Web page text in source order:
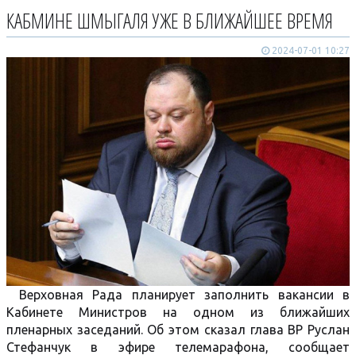
КАБМИНЕ ШМЫГАЛЯ УЖЕ В БЛИЖАЙШЕЕ ВРЕМЯ
2024-07-01 10:27
Верховная Рада планирует заполнить вакансии в
Кабинете Министров на одном из ближайших
пленарных заседаний. Об этом сказал глава ВР Руслан
Стефанчук в эфире телемарафона, сообщает